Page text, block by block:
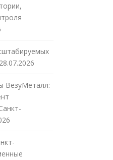
28.07.2026
ВезуМеталл: